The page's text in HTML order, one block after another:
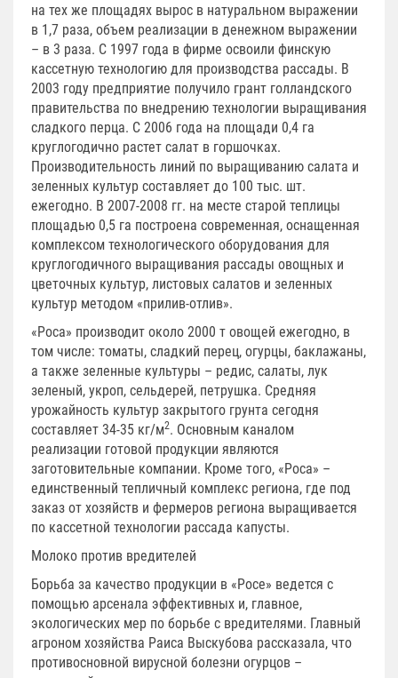
на тех же площадях вырос в натуральном выражении
в 1,7 раза, объем реализации в денежном выражении
– в 3 раза. С 1997 года в фирме освоили финскую
кассетную технологию для производства рассады. В
2003 году предприятие получило грант голландского
правительства по внедрению технологии выращивания
сладкого перца. С 2006 года на площади 0,4 га
круглогодично растет салат в горшочках.
Производительность линий по выращиванию салата и
зеленных культур составляет до 100 тыс. шт.
ежегодно. В 2007-2008 гг. на месте старой теплицы
площадью 0,5 га построена современная, оснащенная
комплексом технологического оборудования для
круглогодичного выращивания рассады овощных и
цветочных культур, листовых салатов и зеленных
культур методом «прилив-отлив».
«Роса» производит около 2000 т овощей ежегодно, в
том числе: томаты, сладкий перец, огурцы, баклажаны,
а также зеленные культуры – редис, салаты, лук
зеленый, укроп, сельдерей, петрушка. Средняя
урожайность культур закрытого грунта сегодня
составляет 34-35 кг/м2. Основным каналом
реализации готовой продукции являются
заготовительные компании. Кроме того, «Роса» –
единственный тепличный комплекс региона, где под
заказ от хозяйств и фермеров региона выращивается
по кассетной технологии рассада капусты.
Молоко против вредителей
Борьба за качество продукции в «Росе» ведется с
помощью арсенала эффективных и, главное,
экологических мер по борьбе с вредителями. Главный
агроном хозяйства Раиса Выскубова рассказала, что
противосновной вирусной болезни огурцов –